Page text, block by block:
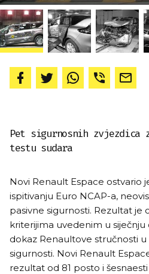
Pet sigurnosnih zvjezdica
testu sudara
Novi Renault Espace ostvario
ispitivanju Euro NCAP-a,
pasivne sigurnosti. Rezultat je
kriterijima uvedenim u siječnju
dokaz Renaultove stručnosti
sigurnosti. Novi Renault
rezultat od 81 posto i